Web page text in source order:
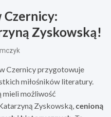
Zyskowską!
Czernicy przygotowuje
miłośników literatury.
mieli możliwość
Zyskowską, cenioną